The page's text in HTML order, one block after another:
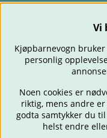
BARNEVOGNER
FORELDRE
Vi
Kjøpbarnevogn
personlig
Noen cookies er
riktig, mens andre
godta samtykker du
helst endre